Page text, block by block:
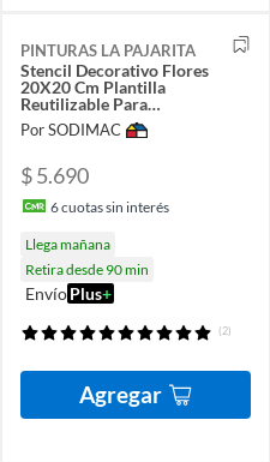
PINTURAS LA PAJARITA
Stencil Decorativo Flores
20X20 Cm Plantilla
Reutilizable Para
Manualidades
Por SODIMAC
$ 5.690
6cuotas sin interés
Llega mañana
Retira desde 90 min
EnvíoPlus+
(2)
Agregar